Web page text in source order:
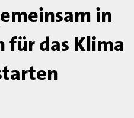
in
für das Klima